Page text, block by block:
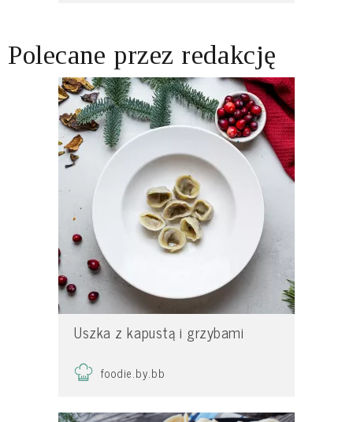
Polecane przez redakcję
Uszka z kapustą i grzybami
foodie.by.bb